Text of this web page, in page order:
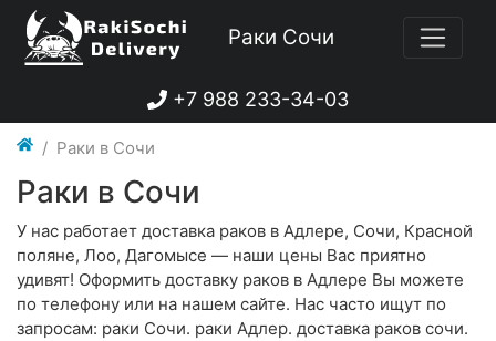
Раки Сочи
+7 988 233-34-03
Раки в Сочи
Раки в Сочи
У нас работает доставка раков в Адлере, Сочи, Красной
поляне, Лоо, Дагомысе — наши цены Вас приятно
удивят! Оформить доставку раков в Адлере Вы можете
по телефону или на нашем сайте. Нас часто ищут по
запросам: раки Сочи. раки Адлер. доставка раков сочи.